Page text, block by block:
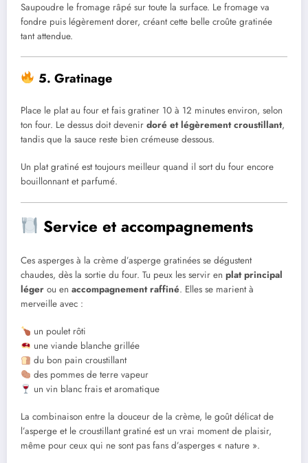
Saupoudre le fromage râpé sur toute la surface. Le fromage va
fondre puis légèrement dorer, créant cette belle croûte gratinée
tant attendue.
5. Gratinage
Place le plat au four et fais gratiner 10 à 12 minutes environ, selon
ton four. Le dessus doit devenir doré et légèrement croustillant,
tandis que la sauce reste bien crémeuse dessous.
Un plat gratiné est toujours meilleur quand il sort du four encore
bouillonnant et parfumé.
Service et accompagnements
Ces asperges à la crème d’asperge gratinées se dégustent
chaudes, dès la sortie du four. Tu peux les servir en plat principal
léger ou en accompagnement raffiné. Elles se marient à
merveille avec :
un poulet rôti
une viande blanche grillée
du bon pain croustillant
des pommes de terre vapeur
un vin blanc frais et aromatique
La combinaison entre la douceur de la crème, le goût délicat de
l’asperge et le croustillant gratiné est un vrai moment de plaisir,
même pour ceux qui ne sont pas fans d’asperges « nature ».